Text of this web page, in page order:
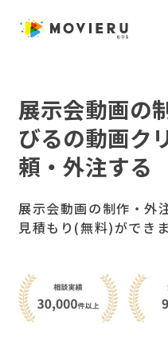
展示会動画の
びるの動画ク
頼・外注する
展示会動画の制作・外
見積もり(無料)ができま